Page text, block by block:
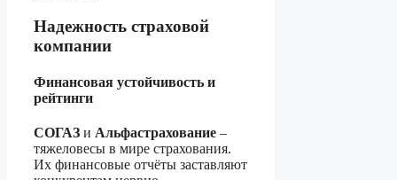
Надежность страховой
компании
Финансовая устойчивость и
рейтинги
СОГАЗ и Альфастрахование –
тяжеловесы в мире страхования.
Их финансовые отчёты заставляют